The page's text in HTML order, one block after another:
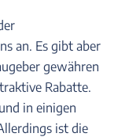
an. Es gibt aber
gewähren
Rabatte.
in einigen
ist die